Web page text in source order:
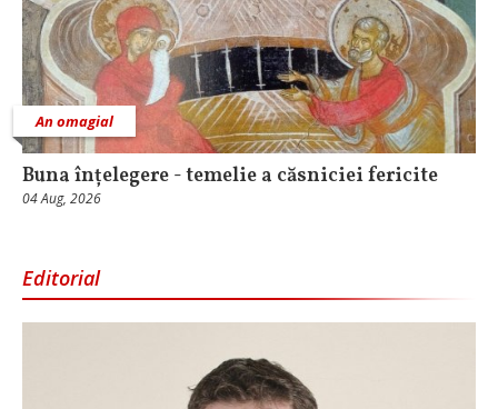
An omagial
Buna înțelegere - temelie a căsniciei fericite
04 Aug, 2026
Editorial